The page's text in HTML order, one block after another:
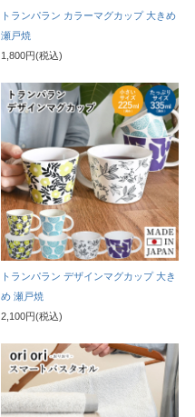
トランパラン カラーマグカップ 大きめ
瀬戸焼
1,800円(税込)
トランパラン デザインマグカップ 大き
め 瀬戸焼
2,100円(税込)